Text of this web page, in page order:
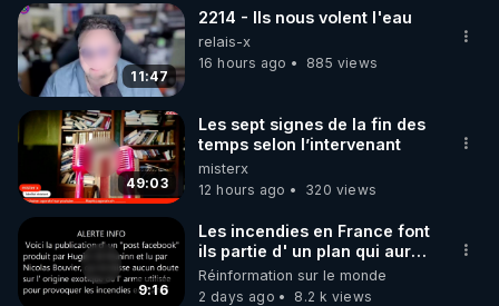
▶ 30 jours gratuit sur l’application de méditation et
de bien-être ENVOL :
Rendez-vous sur https://www.envol.app/code
le code : REGENERE
11:47
2214 - Ils nous volent l'eau
relais-x
16 hours ago
885 views
49:03
Les sept signes de la fin des
temps selon l’intervenant
misterx
12 hours ago
320 views
9:16
Les incendies en France font
ils partie d' un plan qui aurait
débuté le 11 septembre 2001
?
Réinformation sur le monde
2 days ago
8.2 k views